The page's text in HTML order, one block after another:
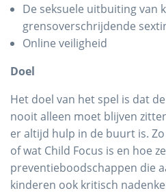
De seksuele uitbuiting van
grensoverschrijdende
Online veiligheid
Doel
Het doel van het spel is dat
nooit alleen moet blijven
er altijd hulp in de buurt is.
of wat Child Focus is en hoe
preventieboodschappen die
kinderen ook kritisch